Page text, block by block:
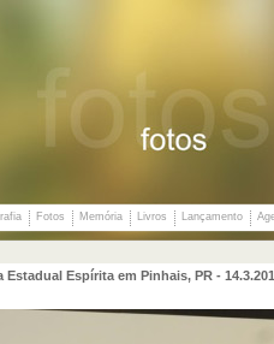
Fotos Memória Livros Lançamento
Estadual Espírita em Pinhais, PR -